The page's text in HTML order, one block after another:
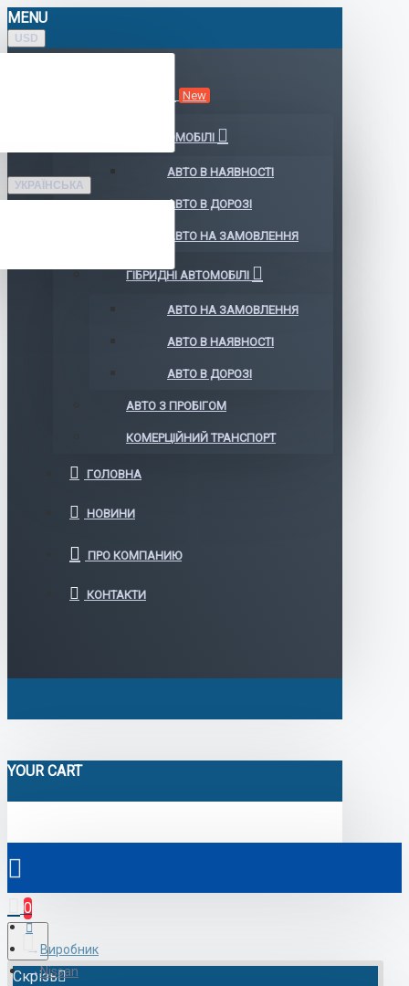
MENU
USD
УКРАЇНСЬКА
New
ЕЛЕКТРОМОБІЛІ
АВТО В НАЯВНОСТІ
АВТО В ДОРОЗІ
АВТО НА ЗАМОВЛЕННЯ
ГІБРИДНІ АВТОМОБІЛІ
АВТО НА ЗАМОВЛЕННЯ
АВТО В НАЯВНОСТІ
АВТО В ДОРОЗІ
АВТО З ПРОБІГОМ
КОМЕРЦІЙНИЙ ТРАНСПОРТ
ГОЛОВНА
НОВИНИ
ПРО КОМПАНИЮ
КОНТАКТИ
YOUR CART
0
Скрізь
Виробник
Nissan